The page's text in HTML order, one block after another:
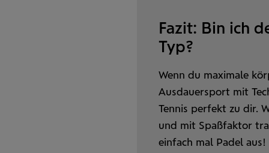
Fazit: Bin ich
Typ?
Wenn du maximale
Ausdauer­sport mit
Tennis perfekt zu dir.
und mit Spaß­faktor
einfach mal Padel aus!